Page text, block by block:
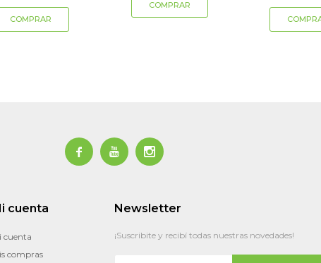
  
cuenta
cuenta
compras
Newsletter
¡Suscribite y recibí todas nuestras novedades!